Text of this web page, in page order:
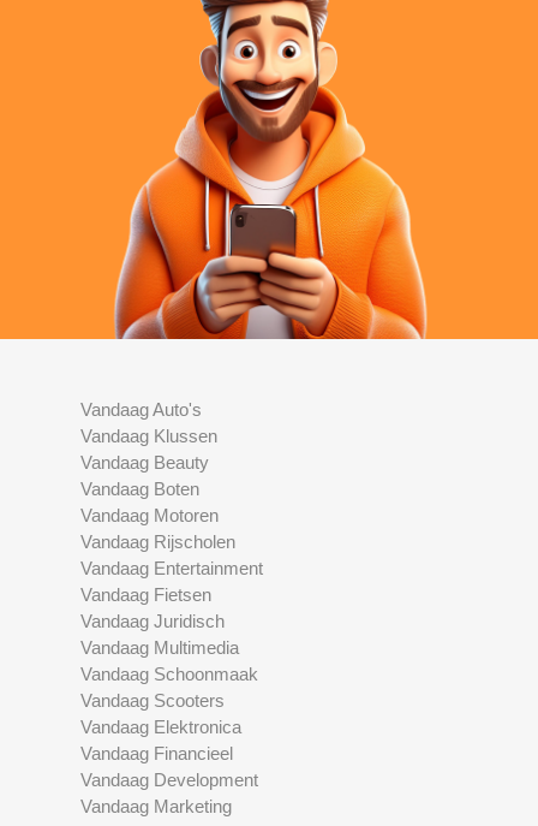
Vandaag Auto's
Vandaag Klussen
Vandaag Beauty
Vandaag Boten
Vandaag Motoren
Vandaag Rijscholen
Vandaag Entertainment
Vandaag Fietsen
Vandaag Juridisch
Vandaag Multimedia
Vandaag Schoonmaak
Vandaag Scooters
Vandaag Elektronica
Vandaag Financieel
Vandaag Development
Vandaag Marketing